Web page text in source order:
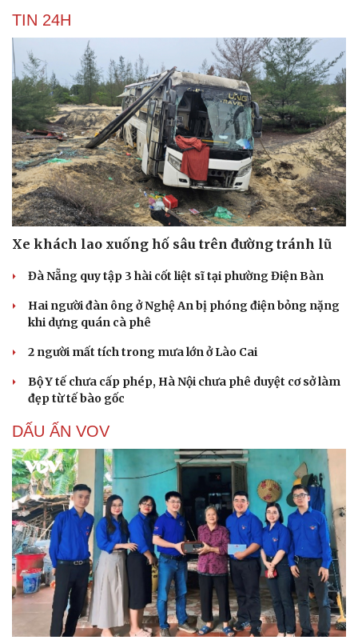
TIN 24H
Xe khách lao xuống hố sâu trên đường tránh lũ
Đà Nẵng quy tập 3 hài cốt liệt sĩ tại phường Điện Bàn
Hai người đàn ông ở Nghệ An bị phóng điện bỏng nặng
khi dựng quán cà phê
2 người mất tích trong mưa lớn ở Lào Cai
Bộ Y tế chưa cấp phép, Hà Nội chưa phê duyệt cơ sở làm
đẹp từ tế bào gốc
DẤU ẤN VOV